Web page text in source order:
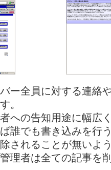
ー全員に対する連絡
。
への告知用途に幅広
誰でも書き込みを行
されることが無いよ
理者は全ての記事を